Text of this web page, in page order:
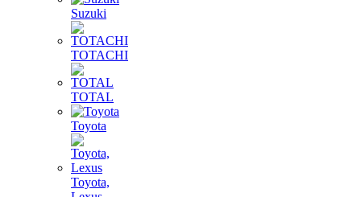
Suzuki
TOTACHI
TOTAL
Toyota
Toyota,